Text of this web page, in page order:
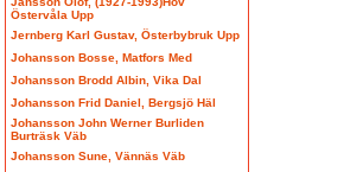
Östervåla Upp
Jernberg Karl Gustav, Österbybruk Upp
Johansson Bosse, Matfors Med
Johansson Brodd Albin, Vika Dal
Johansson Frid Daniel, Bergsjö Häl
Johansson John Werner Burliden
Burträsk Väb
Johansson Sune, Vännäs Väb